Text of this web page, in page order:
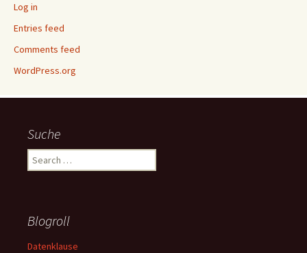
Log in
Entries feed
Comments feed
WordPress.org
Suche
Search
for:
Blogroll
Datenklause